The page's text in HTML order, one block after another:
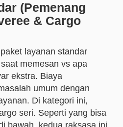
(Pemenang
& Cargo
layanan standar
memesan vs apa
ekstra. Biaya
umum dengan
Di kategori ini,
seri. Seperti yang bisa
bawah, kedua raksasa ini